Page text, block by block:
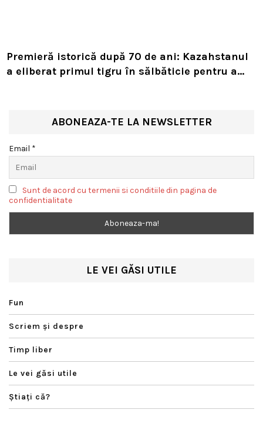
Premieră istorică după 70 de ani: Kazahstanul
a eliberat primul tigru în sălbăticie pentru a
ABONEAZA-TE LA NEWSLETTER
Email *
Sunt de acord cu termenii si conditiile din pagina de
confidentialitate
LE VEI GĂSI UTILE
Fun
Scriem şi despre
Timp liber
Le vei găsi utile
Ştiaţi că?